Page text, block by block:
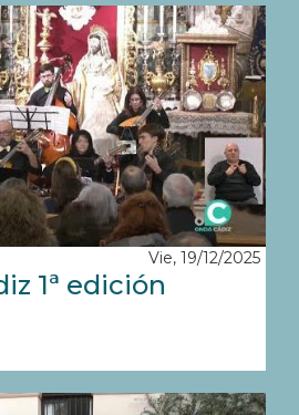
Vie, 19/12/2025
1ª edición